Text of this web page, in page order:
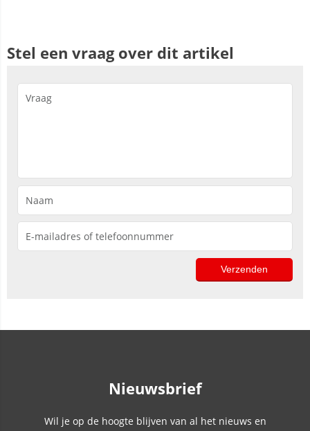
Stel een vraag over dit artikel
Nieuwsbrief
Wil je op de hoogte blijven van al het nieuws en